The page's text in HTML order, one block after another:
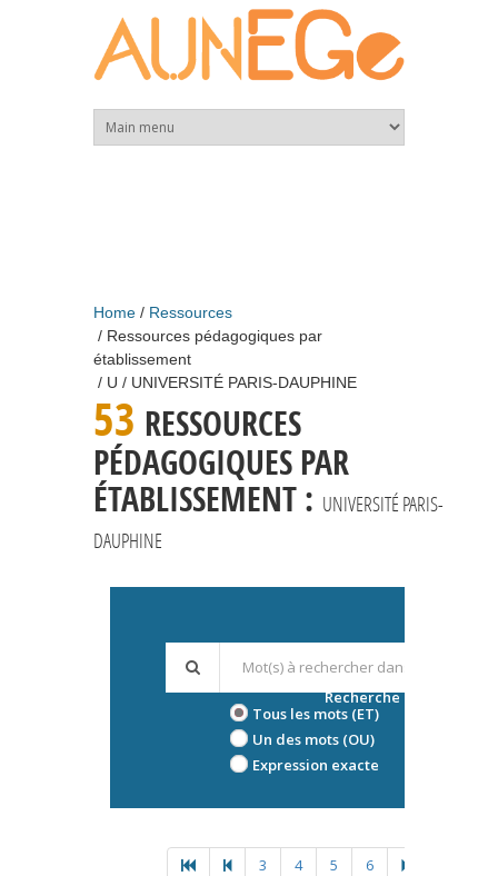
Home
Ressources
Ressources pédagogiques par
établissement
U
UNIVERSITÉ PARIS-DAUPHINE
53 RESSOURCES
PÉDAGOGIQUES PAR
ÉTABLISSEMENT : UNIVERSITÉ PARIS-
DAUPHINE
Tous les mots (ET)
Un des mots (OU)
Expression exacte
Recherche avancée
3 4 5 6